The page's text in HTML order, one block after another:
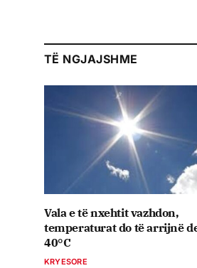
TË NGJAJSHME
Vala e të nxehtit vazhdon,
temperaturat do të arrijnë
40°C
KRYESORE